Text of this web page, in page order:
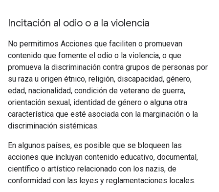
Incitación al odio o a la violencia
No permitimos Acciones que faciliten o promuevan
contenido que fomente el odio o la violencia, o que
promueva la discriminación contra grupos de personas por
su raza u origen étnico, religión, discapacidad, género,
edad, nacionalidad, condición de veterano de guerra,
orientación sexual, identidad de género o alguna otra
característica que esté asociada con la marginación o la
discriminación sistémicas.
En algunos países, es posible que se bloqueen las
acciones que incluyan contenido educativo, documental,
científico o artístico relacionado con los nazis, de
conformidad con las leyes y reglamentaciones locales.